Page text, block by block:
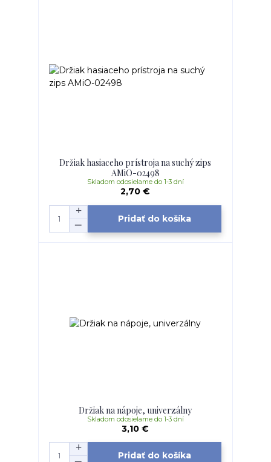
Držiak hasiaceho prístroja na suchý zips
AMiO-02498
2,70 €
Skladom odosielame do 1-3 dní
Pridať do košíka
Držiak na nápoje, univerzálny
3,10 €
Skladom odosielame do 1-3 dní
Pridať do košíka